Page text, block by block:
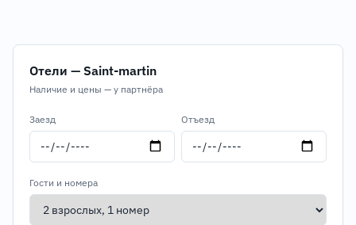
Отели — Saint-martin
Наличие и цены — у партнёра
Заезд Отъезд
Гости и номера